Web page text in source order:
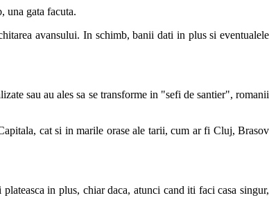
una gata facuta.
avansului. In schimb, banii dati in plus si eventualele
sau au ales sa se transforme in "sefi de santier", romanii
cat si in marile orase ale tarii, cum ar fi Cluj, Brasov
in plus, chiar daca, atunci cand iti faci casa singur,